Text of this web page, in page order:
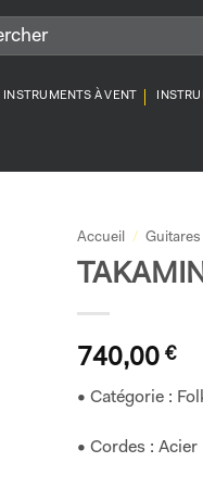
INSTRUMENTS À VENT
Accueil / Guitares
740,00 €
• Catégorie :
• Cordes : Acier